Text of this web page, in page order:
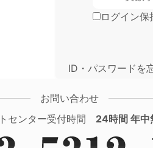
ログイン保
ID・パスワードを
お問い合わせ
センター受付時間 24時間 年中